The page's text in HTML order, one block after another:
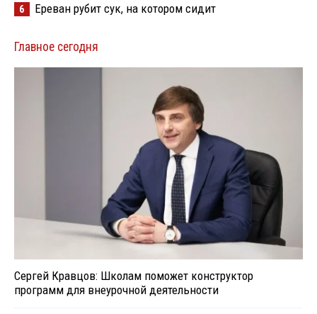
6 Ереван рубит сук, на котором сидит
Главное сегодня
Сергей Кравцов: Школам поможет конструктор
программ для внеурочной деятельности